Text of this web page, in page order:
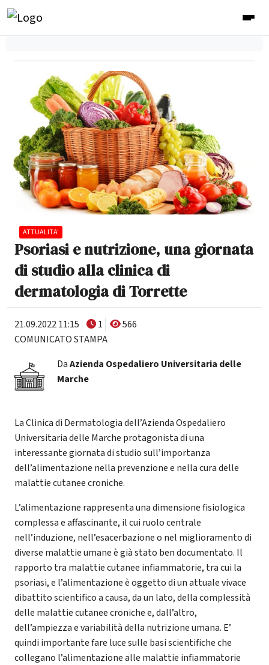
ATTUALITA'
Psoriasi e nutrizione, una giornata
di studio alla clinica di
dermatologia di Torrette
21.09.2022 11:15 1
566
COMUNICATO STAMPA
DaAzienda Ospedaliero Universitaria delle
Marche
La Clinica di Dermatologia dell’Azienda Ospedaliero
Universitaria delle Marche protagonista di una
interessante giornata di studio sull’importanza
dell’alimentazione nella prevenzione e nella cura delle
malattie cutanee croniche.
L’alimentazione rappresenta una dimensione fisiologica
complessa e affascinante, il cui ruolo centrale
nell’induzione, nell’esacerbazione o nel miglioramento di
diverse malattie umane è già stato ben documentato. Il
rapporto tra malattie cutanee infiammatorie, tra cui la
psoriasi, e l’alimentazione è oggetto di un attuale vivace
dibattito scientifico a causa, da un lato, della complessità
delle malattie cutanee croniche e, dall’altro,
dell’ampiezza e variabilità della nutrizione umana. E’
quindi importante fare luce sulle basi scientifiche che
collegano l’alimentazione alle malattie infiammatorie